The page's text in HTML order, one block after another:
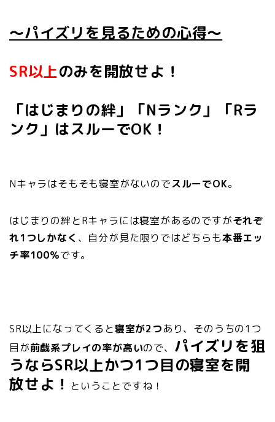
～パイズリを見るための心得～
SR以上のみを開放せよ！
「はじまりの絆」「Nランク」「Rラ
ンク」はスルーでOK！
Nキャラはそもそも寝室がないのでスルーでOK。
はじまりの絆とRキャラには寝室があるのですがそれぞ
れ1つしかなく 、自分が見た限りではどちらも本番エッ
チ率100％です。
SR以上になってくると寝室が2つあり、そのうちの1つ
目が前戯系プレイの率が高いので、 パイズリを狙
うならSR以上かつ1つ目の寝室を開
放せよ！ ということですね！